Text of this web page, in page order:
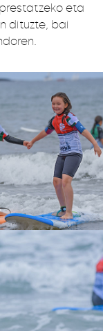
eta
dituzte, bai